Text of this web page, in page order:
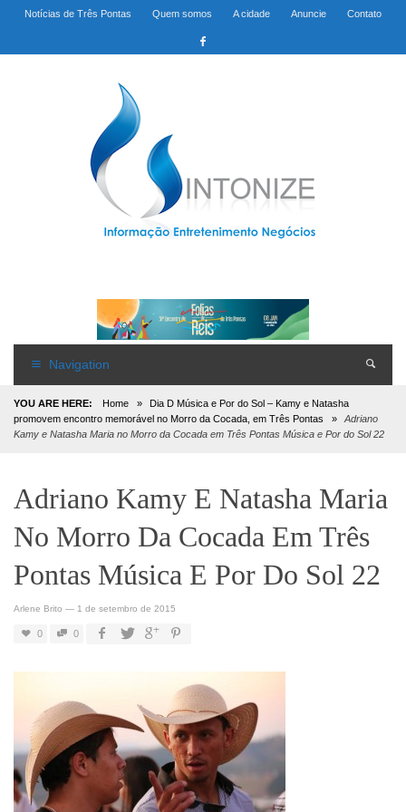
Notícias de Três Pontas Quem somos A cidade Anuncie Contato
Navigation
YOU ARE HERE: Home »
Dia D Música e Por do Sol – Kamy e Natasha
promovem encontro memorável no Morro da Cocada, em Três Pontas
»
Adriano
Kamy e Natasha Maria no Morro da Cocada em Três Pontas Música e Por do Sol 22
Adriano Kamy E Natasha Maria
No Morro Da Cocada Em Três
Pontas Música E Por Do Sol 22
Arlene Brito — 1 de setembro de 2015
0 0